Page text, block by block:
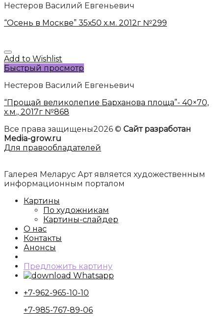
Нестеров Василий Евгеньевич
“Осень в Москве” 35х50 х.м. 2012г №299
Add to Wishlist
Быстрый просмотр
Нестеров Василий Евгеньевич
“Прощай великолепие Барханова площа”- 40×70,
х.м., 2017г №868
Все права защищены2026 © Сайт разработан
Media-grow.ru
Для правообладателей
Галерея Меларус Арт является художественным
информационным порталом
Картины
По художникам
Картины-слайдер
О нас
Контакты
Анонсы
Предложить картину
Whatsapp
+7-962-965-10-10
+7-985-767-89-06